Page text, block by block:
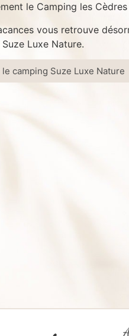
le Camping les
vous retrouve
Luxe Nature.
camping Suze Luxe Nature